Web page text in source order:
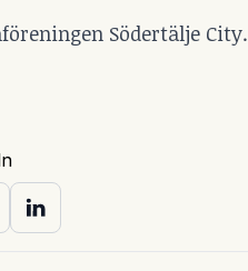
Södertälje City.